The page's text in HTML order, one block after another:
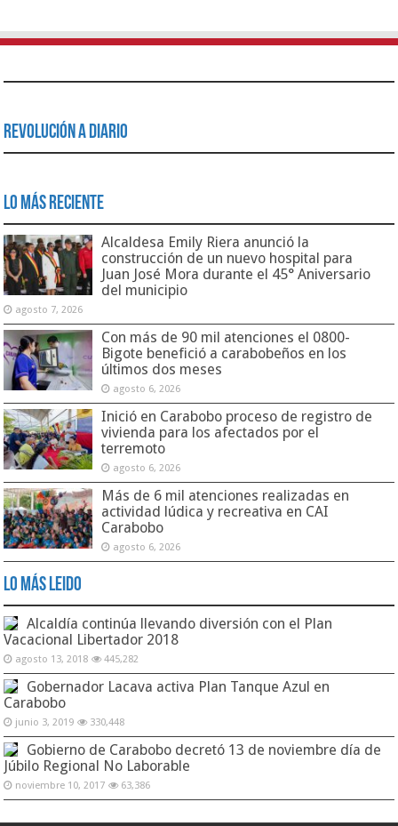
Revolución a Diario
Lo Más Reciente
Alcaldesa Emily Riera anunció la
construcción de un nuevo hospital para
Juan José Mora durante el 45° Aniversario
del municipio
agosto 7, 2026
Con más de 90 mil atenciones el 0800-
Bigote benefició a carabobeños en los
últimos dos meses
agosto 6, 2026
Inició en Carabobo proceso de registro de
vivienda para los afectados por el
terremoto
agosto 6, 2026
Más de 6 mil atenciones realizadas en
actividad lúdica y recreativa en CAI
Carabobo
agosto 6, 2026
Lo Más Leido
Alcaldía continúa llevando diversión con el Plan
Vacacional Libertador 2018
agosto 13, 2018 445,282
Gobernador Lacava activa Plan Tanque Azul en
Carabobo
junio 3, 2019 330,448
Gobierno de Carabobo decretó 13 de noviembre día de
Júbilo Regional No Laborable
noviembre 10, 2017 63,386